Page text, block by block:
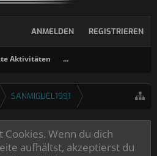
Aktivitäten ...
ANMELDEN REGISTRIEREN
SANMIGUEL1991
Wenn du dich
aufhältst, akzeptierst du